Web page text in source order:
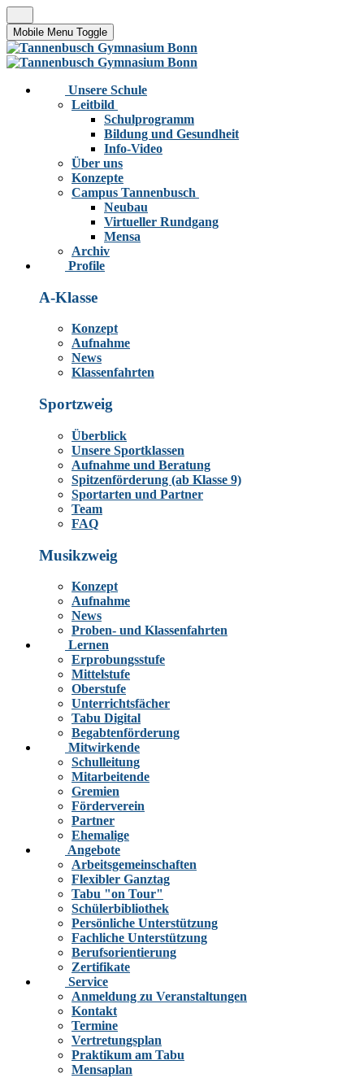
Mobile Menu Toggle
Unsere Schule
Leitbild
Schulprogramm
Bildung und Gesundheit
Info-Video
Über uns
Konzepte
Campus Tannenbusch
Neubau
Virtueller Rundgang
Mensa
Archiv
Profile
A-Klasse
Konzept
Aufnahme
News
Klassenfahrten
Sportzweig
Überblick
Unsere Sportklassen
Aufnahme und Beratung
Spitzenförderung (ab Klasse 9)
Sportarten und Partner
Team
FAQ
Musikzweig
Konzept
Aufnahme
News
Proben- und Klassenfahrten
Lernen
Erprobungsstufe
Mittelstufe
Oberstufe
Unterrichtsfächer
Tabu Digital
Begabtenförderung
Mitwirkende
Schulleitung
Mitarbeitende
Gremien
Förderverein
Partner
Ehemalige
Angebote
Arbeitsgemeinschaften
Flexibler Ganztag
Tabu "on Tour"
Schülerbibliothek
Persönliche Unterstützung
Fachliche Unterstützung
Berufsorientierung
Zertifikate
Service
Anmeldung zu Veranstaltungen
Kontakt
Termine
Vertretungsplan
Praktikum am Tabu
Mensaplan